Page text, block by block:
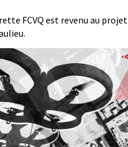
FCVQ est revenu au projet